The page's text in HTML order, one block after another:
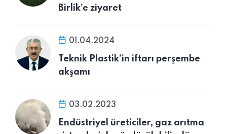
Birlik’e ziyaret
01.04.2024
Teknik Plastik’in iftarı perşembe
akşamı
03.02.2023
Endüstriyel üreticiler, gaz arıtma